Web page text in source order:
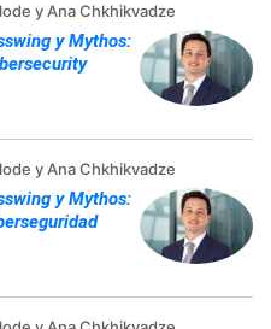
y Ana Chkhikvadze
y Mythos:
y Ana Chkhikvadze
y Mythos: